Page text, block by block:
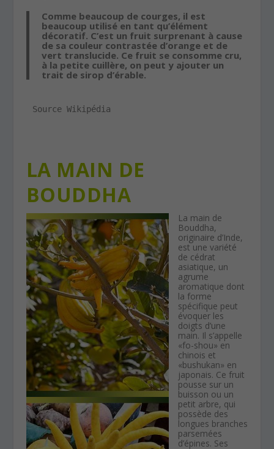
Comme beaucoup de courges, il est
beaucoup utilisé en tant qu’élément
décoratif. C’est un fruit surprenant à cause
de sa couleur contrastée d’orange et de
vert translucide. Ce fruit se consomme cru,
à la petite cuillère, on peut y ajouter un
trait de sirop d’érable.
Source Wikipédia
LA MAIN DE
BOUDDHA
La main de
Bouddha,
originaire d’Inde,
est une variété
de cédrat
asiatique, un
agrume
aromatique dont
la forme
spécifique peut
évoquer les
doigts d’une
main. Il s’appelle
«fo-shou» en
chinois et
«bushukan» en
japonais. Ce fruit
pousse sur un
buisson ou un
petit arbre, qui
possède des
longues branches
parsemées
d’épines. Ses